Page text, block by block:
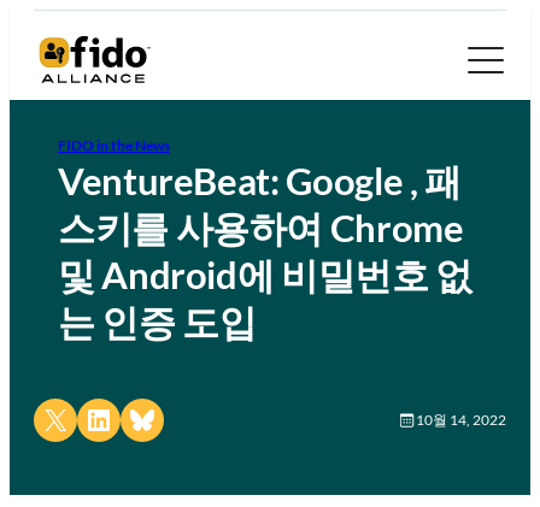
FIDO in the News
VentureBeat: Google , 패
스키를 사용하여 Chrome
및 Android에 비밀번호 없
는 인증 도입
Share on X Share on LinkedIn
Share on Bluesky 10월 14, 2022